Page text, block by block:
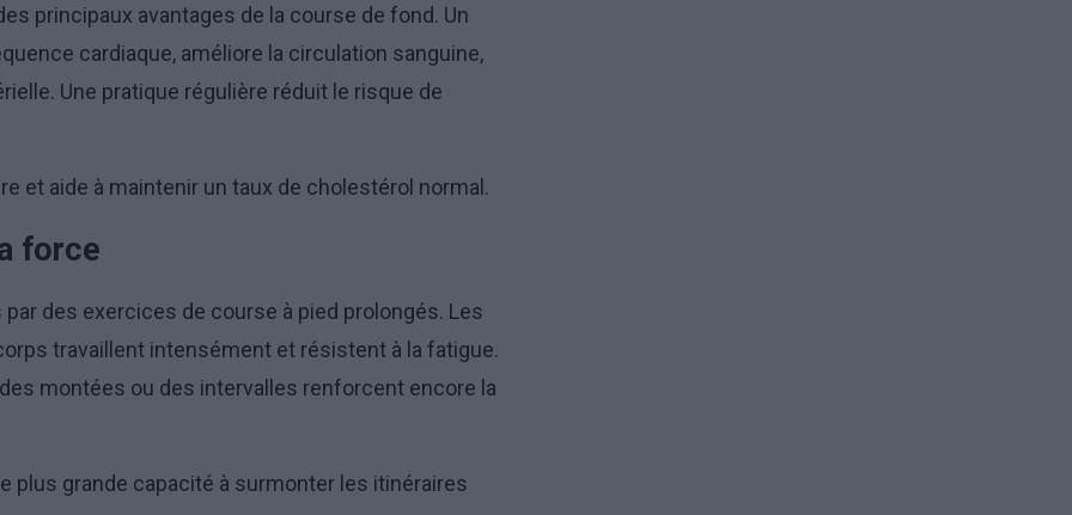
principaux avantages de la course de fond. Un
cardiaque, améliore la circulation sanguine,
Une pratique régulière réduit le risque de
et aide à maintenir un taux de cholestérol normal.
force
des exercices de course à pied prolongés. Les
travaillent intensément et résistent à la fatigue.
montées ou des intervalles renforcent encore la
plus grande capacité à surmonter les itinéraires